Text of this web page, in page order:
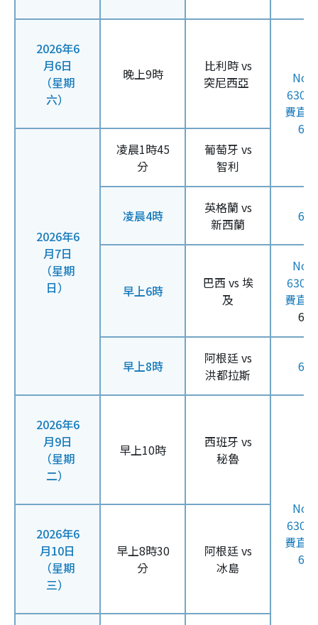
2026年6
月6日
（星期
六）
晚上9時
比利時 vs
突尼西亞
630
費直
2026年6
月7日
（星期
日）
凌晨1時45
分
葡萄牙 vs
智利
凌晨4時
英格蘭 vs
新西蘭
早上6時
巴西 vs 埃
及
630
費直
早上8時
阿根廷 vs
洪都拉斯
2026年6
月9日
（星期
二）
早上10時
西班牙 vs
秘魯
630
費直
2026年6
月10日
（星期
三）
早上8時30
分
阿根廷 vs
冰島